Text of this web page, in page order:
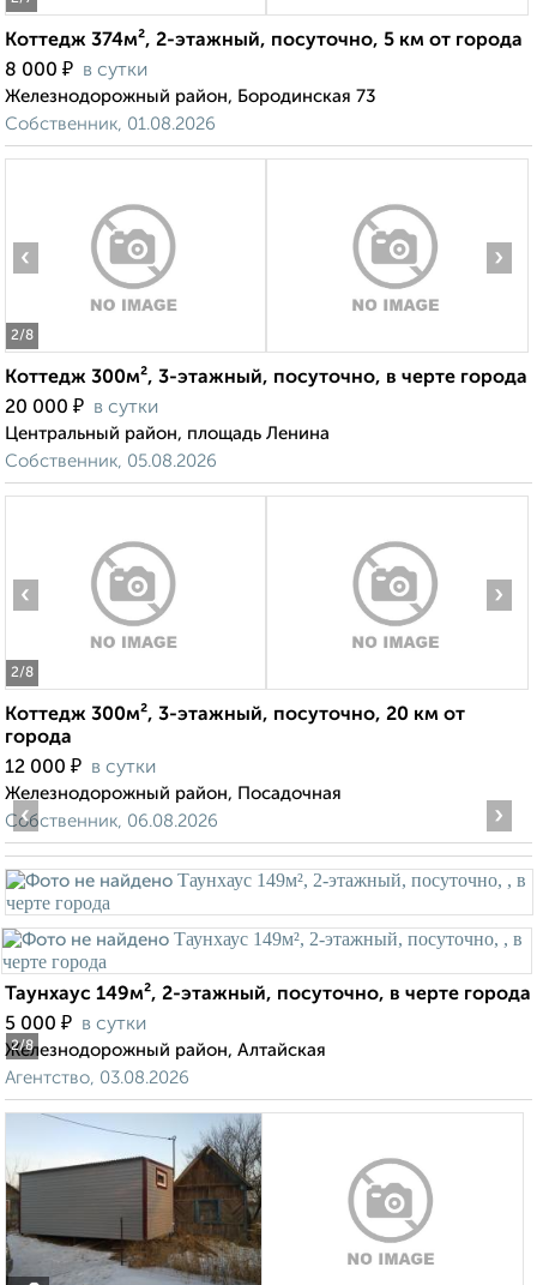
Коттедж 374м², 2-этажный, посуточно, 5 км от города
8 000 ₽ в сутки
Железнодорожный район, Бородинская 73
Собственник, 01.08.2026
2/8
‹ ›
Коттедж 300м², 3-этажный, посуточно, в черте города
20 000 ₽ в сутки
Центральный район, площадь Ленина
Собственник, 05.08.2026
2/8
‹ ›
Коттедж 300м², 3-этажный, посуточно, 20 км от
города
12 000 ₽ в сутки
Железнодорожный район, Посадочная
Собственник, 06.08.2026
2/8
‹ ›
Таунхаус 149м², 2-этажный, посуточно, в черте города
5 000 ₽ в сутки
Железнодорожный район, Алтайская
Агентство, 03.08.2026